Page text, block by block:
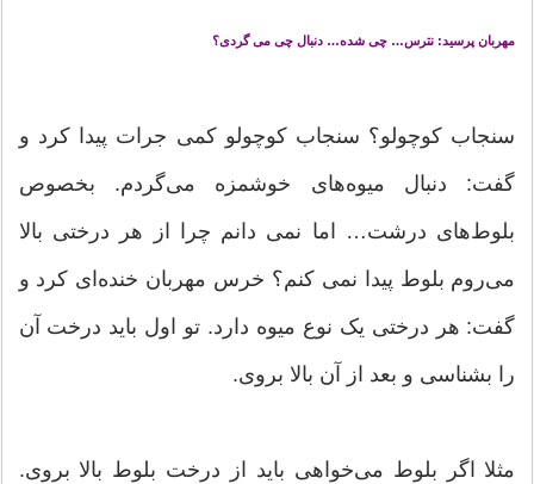
مهربان پرسید: نترس… چی شده… دنبال چی می گردی؟
سنجاب کوچولو؟ سنجاب کوچولو کمی جرات پیدا کرد و
گفت: دنبال میوه‌های خوشمزه می‌گردم. بخصوص
بلوط‌های درشت… اما نمی دانم چرا از هر درختی بالا
می‌روم بلوط پیدا نمی کنم؟ خرس مهربان خنده‌ای کرد و
گفت: هر درختی یک نوع میوه دارد. تو اول باید درخت آن
را بشناسی و بعد از آن بالا بروی.
مثلا اگر بلوط می‌خواهی باید از درخت بلوط بالا بروی.